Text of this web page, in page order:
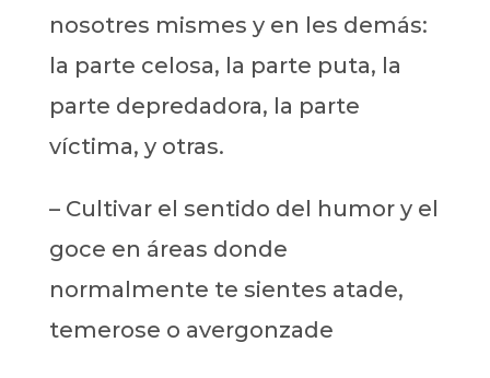
nosotres mismes y en les demás:
la parte celosa, la parte puta, la
parte depredadora, la parte
víctima, y otras.
– Cultivar el sentido del humor y el
goce en áreas donde
normalmente te sientes atade,
temerose o avergonzade